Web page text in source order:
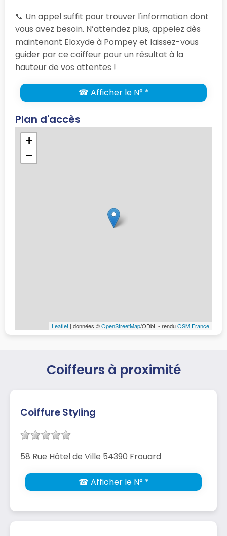
📞 Un appel suffit pour trouver l'information dont
vous avez besoin. N’attendez plus, appelez dès
maintenant Eloxyde à Pompey et laissez-vous
guider par ce coiffeur pour un résultat à la
hauteur de vos attentes !
☎ Afficher le N° *
Plan d'accès
+
−
Leaflet | données ©OpenStreetMap/ODbL - renduOSM France
Coiffeurs à proximité
Coiffure Styling
58 Rue Hôtel de Ville 54390 Frouard
☎ Afficher le N° *